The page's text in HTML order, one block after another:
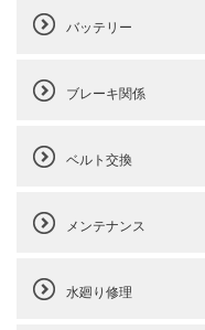
バッテリー
ブレーキ関係
ベルト交換
メンテナンス
水廻り修理